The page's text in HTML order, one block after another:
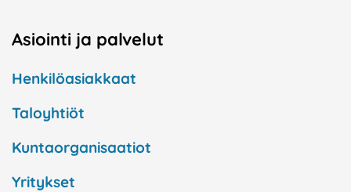
Asiointi ja palvelut
Henkilöasiakkaat
Taloyhtiöt
Kuntaorganisaatiot
Yritykset